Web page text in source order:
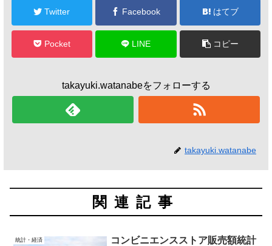
Twitter Facebook はてブ
Pocket LINE コピー
takayuki.watanabeをフォローする
takayuki.watanabe
関連記事
統計・経済
コンビニエンスストア販売額統計